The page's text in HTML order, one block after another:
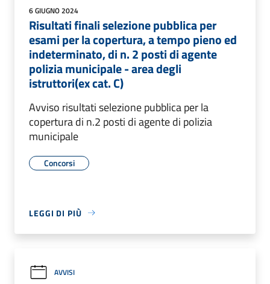
6 GIUGNO 2024
Risultati finali selezione pubblica per
esami per la copertura, a tempo pieno ed
indeterminato, di n. 2 posti di agente
polizia municipale - area degli
istruttori(ex cat. C)
Avviso risultati selezione pubblica per la
copertura di n.2 posti di agente di polizia
municipale
Concorsi
LEGGI DI PIÙ
AVVISI